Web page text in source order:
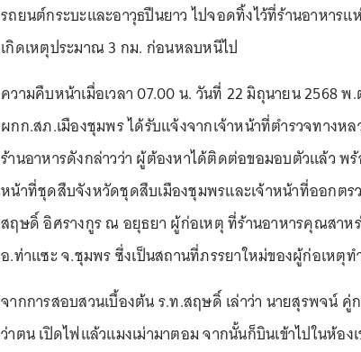
รถยนต์กระบะและอาวุธปืนยาว ไปจอดทิ้งไว้ที่ร้านอาหาร
เกิดเหตุประมาณ 3 กม. ก่อนหลบหนีไป
ความคืบหน้าเมื่อเวลา 07.00 น. วันที่ 22 มิถุนายน 2568
ผกก.สภ.เมืองชุมพร ได้รับแจ้งจากเจ้าหน้าที่ตำรวจทางหล
ร้านอาหารดังกล่าวว่า ผู้ต้องหาได้ติดต่อขอมอบตัวแล้ว พร้
หน้าที่ชุดสืบจังหวัดชุดสืบเมืองชุมพรและเจ้าหน้าที่ออกตร
สฤษดิ์ อิศรางกูร ณ อยุธยา ผู้ก่อเหตุ ที่ร้านอาหารคุณสาห
อ.ท่าแซะ จ.ชุมพร ซึ่งเป็นสถานที่ภรรยาใหม่ของผู้ก่อเหตุท
จากการสอบสวนเบื้องต้น ร.ท.สฤษดิ์ เล่าว่า นายสุรพจน์ คู่
ว่าตน เปิดไฟแล้วแมงเม่ามาตอม จากนั้นก็บินเข้าไปในห้อ